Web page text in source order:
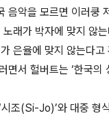
음악을 모르면 이러쿵
노래가 박자에 맞지 않
은율에 맞지 않는다고
면서 헐버트는 ‘한국의
시조(Si-Jo)’와 대중 형